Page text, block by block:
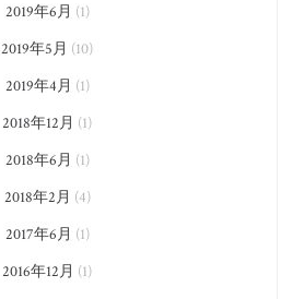
2019年6月 (1)
2019年5月 (10)
2019年4月 (1)
2018年12月 (1)
2018年6月 (1)
2018年2月 (4)
2017年6月 (1)
2016年12月 (1)